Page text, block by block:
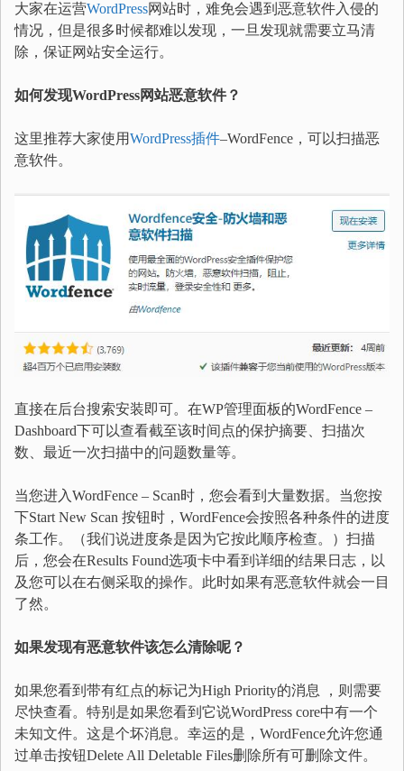
大家在运营WordPress网站时，难免会遇到恶意软件入侵的
情况，但是很多时候都难以发现，一旦发现就需要立马清
除，保证网站安全运行。
如何发现WordPress网站恶意软件？
这里推荐大家使用WordPress插件–WordFence，可以扫描恶
意软件。
直接在后台搜索安装即可。在WP管理面板的WordFence –
Dashboard下可以查看截至该时间点的保护摘要、扫描次
数、最近一次扫描中的问题数量等。
当您进入WordFence – Scan时，您会看到大量数据。当您按
下Start New Scan 按钮时，WordFence会按照各种条件的进度
条工作。（我们说进度条是因为它按此顺序检查。）扫描
后，您会在Results Found选项卡中看到详细的结果日志，以
及您可以在右侧采取的操作。此时如果有恶意软件就会一目
了然。
如果发现有恶意软件该怎么清除呢？
如果您看到带有红点的标记为High Priority的消息 ，则需要
尽快查看。特别是如果您看到它说WordPress core中有一个
未知文件。这是个坏消息。幸运的是，WordFence允许您通
过单击按钮Delete All Deletable Files删除所有可删除文件。